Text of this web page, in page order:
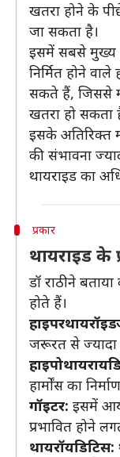
खतरा होने के
जा सकता है।
इसमें सबसे मुख्य
निर्मित होने वाले
सकते हैं, जिससे
खतरा हो सकता
इसके अतिरिक्त
की संभावना
थायराइड का
प्रकार
थायराइड के
डॉ राठी ने
होते हैं।
जरूरत से ज्यादा
हार्मोंस का
गॉइटर: इसमें
प्रभावित होने
थायरॉयडिटिस: